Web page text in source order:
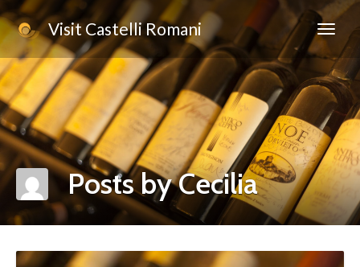
Visit Castelli Romani
Posts by Cecilia